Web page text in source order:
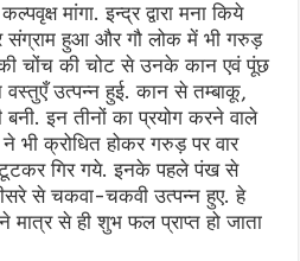
मांगा. इन्द्र द्वारा मना किये
संग्राम हुआ और गौ लोक में भी गरुड़
चोंच की चोट से उनके कान एवं पूंछ
उत्पन्न हुई. कान से तम्बाकू,
इन तीनों का प्रयोग करने वाले
भी क्रोधित होकर गरुड़ पर वार
गिर गये. इनके पहले पंख से
से चकवा-चकवी उत्पन्न हुए. हे
मात्र से ही शुभ फल प्राप्त हो जाता